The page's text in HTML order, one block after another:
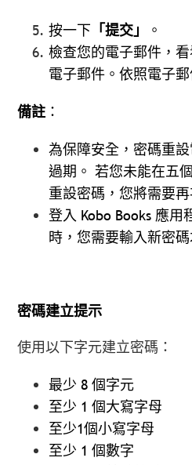
按一下 「提交」
。
檢查您的電子郵件，
電子郵件。依照電子
備註 ：
為保障安全，密碼重
過期。 若您未能在五
重設密碼，您將需要
登入 Kobo Books 應用
時，您需要輸入新密碼
密碼建立提示
使用以下字元建立密碼：
最少 8 個字元
至少 1 個大寫字母
至少1個小寫字母
至少 1 個數字